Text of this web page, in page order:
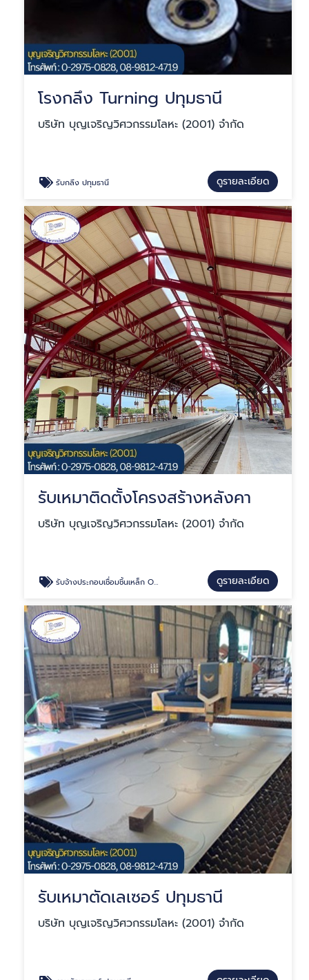
โรงกลึง Turning ปทุมธานี
บริษัท บุญเจริญวิศวกรรมโลหะ (2001) จำกัด
รับกลึง ปทุมธานี ดูรายละเอียด
รับเหมาติดตั้งโครงสร้างหลังคา
บริษัท บุญเจริญวิศวกรรมโลหะ (2001) จำกัด
รับจ้างประกอบเชื่อมชิ้นเหล็ก OEM ดูรายละเอียด
รับเหมาตัดเลเซอร์ ปทุมธานี
บริษัท บุญเจริญวิศวกรรมโลหะ (2001) จำกัด